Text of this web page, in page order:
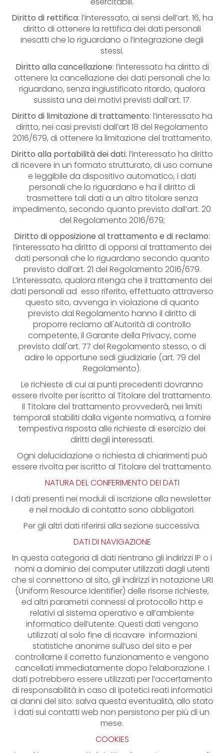
Diritto di rettifica: l’interessato, ai sensi dell’art. 16, ha
diritto di ottenere la rettifica dei dati personali
inesatti che lo riguardano o l’integrazione degli
stessi.
Diritto alla cancellazione: l’interessato ha diritto di
ottenere la cancellazione dei dati personali che lo
riguardano, senza ingiustificato ritardo, qualora
sussista una dei motivi previsti dall’art. 17.
Diritto di limitazione di trattamento: l’interessato ha
diritto, nei casi previsti dall’art 18 del Regolamento
2016/679, di ottenere la limitazione del trattamento.
Diritto alla portabilità dei dati: l’interessato ha diritto
di ricevere in un formato strutturato, di uso comune
e leggibile da dispositivo automatico, i dati
personali che lo riguardano e ha il diritto di
trasmettere tali dati a un altro titolare senza
impedimento, secondo quanto previsto dall’art. 20
del Regolamento 2016/679;
Diritto di opposizione al trattamento e di reclamo:
l’interessato ha diritto di opporsi al trattamento dei
dati personali che lo riguardano secondo quanto
previsto dall’art. 21 del Regolamento 2016/679.
L’interessato, qualora ritenga che il trattamento dei
dati personali ad esso riferito, effettuato attraverso
questo sito, avvenga in violazione di quanto
previsto dal Regolamento hanno il diritto di
proporre reclamo all'Autorità di controllo
competente, il Garante della Privacy, come
previsto dall'art. 77 del Regolamento stesso, o di
adire le opportune sedi giudiziarie (art. 79 del
Regolamento).
Le richieste di cui ai punti precedenti dovranno
essere rivolte per iscritto al Titolare del trattamento.
Il Titolare del trattamento provvederà, nei limiti
temporali stabiliti dalla vigente normativa, a fornire
tempestiva risposta alle richieste di esercizio dei
diritti degli interessati.
Ogni delucidazione o richiesta di chiarimenti può
essere rivolta per iscritto al Titolare del trattamento.
NATURA DEL CONFERIMENTO DEI DATI
I dati presenti nei moduli di iscrizione alla newsletter
e nel modulo di contatto sono obbligatori.
Per gli altri dati riferirsi alla sezione successiva.
DATI DI NAVIGAZIONE
In questa categoria di dati rientrano gli indirizzi IP o i
nomi a dominio dei computer utilizzati dagli utenti
che si connettono al sito, gli indirizzi in notazione URI
(Uniform Resource Identifier) delle risorse richieste,
ed altri parametri connessi al protocollo http e
relativi al sistema operativo e all’ambiente
informatico dell’utente. Questi dati vengono
utilizzati al solo fine di ricavare informazioni
statistiche anonime sull’uso del sito e per
controllarne il corretto funzionamento e vengono
cancellati immediatamente dopo l’elaborazione. I
dati potrebbero essere utilizzati per l’accertamento
di responsabilità in caso di ipotetici reati informatici
ai danni del sito: salva questa eventualità, allo stato
i dati sui contatti web non persistono per più di un
mese.
COOKIES